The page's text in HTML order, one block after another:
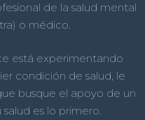
de la salud mental
o médico.
está experimentando
condición de salud, le
busque el apoyo de un
es lo primero.